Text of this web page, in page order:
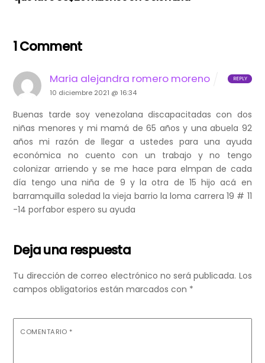
1 Comment
Maria alejandra romero moreno
10 diciembre 2021 @ 16:34
Buenas tarde soy venezolana discapacitadas con dos
niñas menores y mi mamá de 65 años y una abuela 92
años mi razón de llegar a ustedes para una ayuda
económica no cuento con un trabajo y no tengo
colonizar arriendo y se me hace para elmpan de cada
día tengo una niña de 9 y la otra de 15 hijo acá en
barramquilla soledad la vieja barrio la loma carrera 19 # 11
-14 porfabor espero su ayuda
REPLY
Deja una respuesta
Tu dirección de correo electrónico no será publicada. Los
campos obligatorios están marcados con *
COMENTARIO *